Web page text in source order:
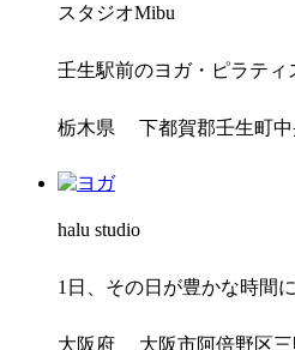
スタジオMibu
壬生駅前のヨガ・ピラティ
栃木県 下都賀郡壬生町中
halu studio
1日、その日が豊かな時間
大阪府 大阪市阿倍野区三